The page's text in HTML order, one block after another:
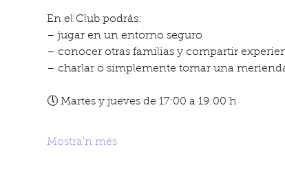
En el Club podrás:
– jugar en un entorno seguro
– conocer otras familias y compartir
– charlar o simplemente tomar una
🕔 Martes y jueves de 17:00 a 19:00 h
Mostra'n més